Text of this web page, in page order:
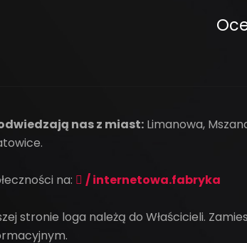
nas z miast: Limanowa,
na: / internetowa.fabryka
stronie loga należą do Właścicieli.